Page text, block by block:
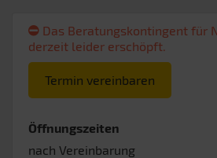
Das Beratungskontingent für
derzeit leider erschöpft.
Termin vereinbaren
Öffnungszeiten
nach Vereinbarung